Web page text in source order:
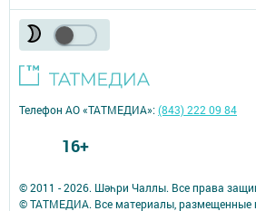
© 2011 - 2026. Шәһри Чаллы. Все права
© ТАТМЕДИА. Все материалы, размещенные
Телефон АО «ТАТМЕДИА»:(843) 222 09 84
16+